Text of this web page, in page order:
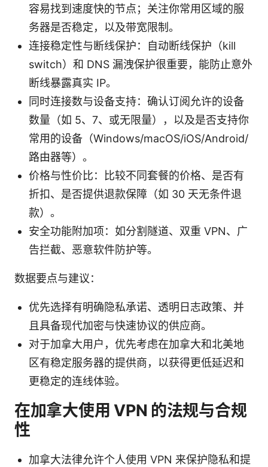
容易找到速度快的节点；关注你常用区域的服
务器是否稳定，以及带宽限制。
连接稳定性与断线保护：自动断线保护（kill
switch）和 DNS 漏洩保护很重要，能防止意外
断线暴露真实 IP。
同时连接数与设备支持：确认订阅允许的设备
数量（如 5、7、或无限量），以及是否支持你
常用的设备（Windows/macOS/iOS/Android/
路由器等）。
价格与性价比：比较不同套餐的价格、是否有
折扣、是否提供退款保障（如 30 天无条件退
款）。
安全功能附加项：如分割隧道、双重 VPN、广
告拦截、恶意软件防护等。
数据要点与建议：
优先选择有明确隐私承诺、透明日志政策、并
且具备现代加密与快速协议的供应商。
对于加拿大用户，优先考虑在加拿大和北美地
区有稳定服务器的提供商，以获得更低延迟和
更稳定的连线体验。
在加拿大使用 VPN 的法规与合规
性
加拿大法律允许个人使用 VPN 来保护隐私和提